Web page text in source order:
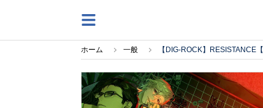
ホーム 一般 【DIG-ROCK】RESISTANCE